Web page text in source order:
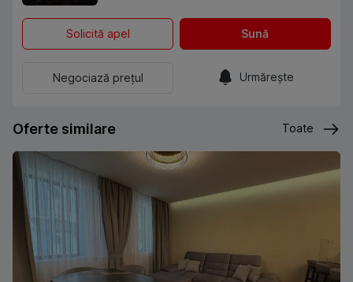
Solicită apel Sună
Negociază prețul Urmărește
Oferte similare Toate